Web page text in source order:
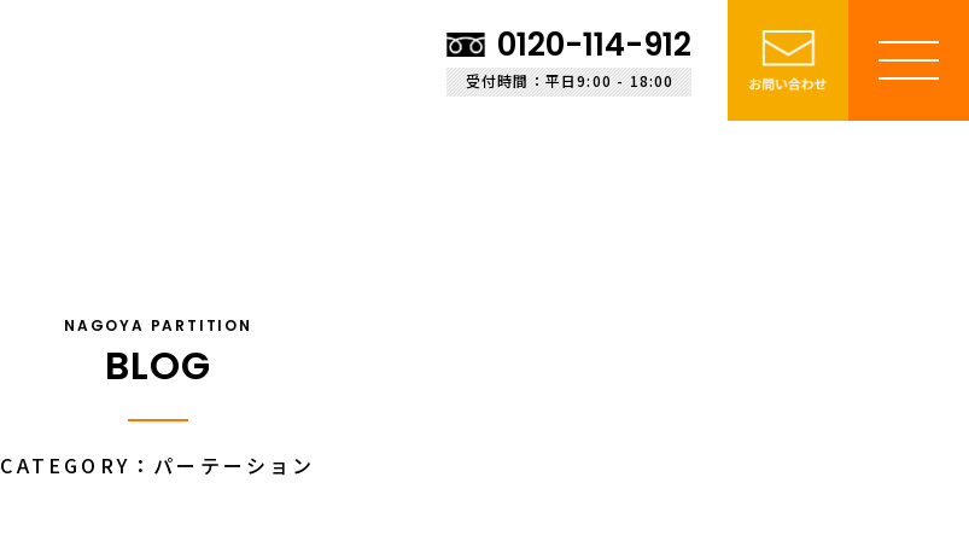
0120-114-912
受付時間：平日9:00 - 18:00
NAGOYA PARTITION
BLOG
CATEGORY：パーテーション